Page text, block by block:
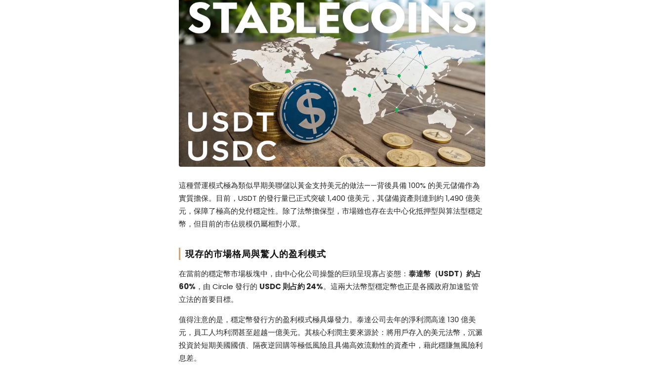
這種營運模式極為類似早期美聯儲以黃金支持美元的做法——背後具備 100% 的美元儲備作為
實質擔保。目前，USDT 的發行量已正式突破 1,400 億美元，其儲備資產則達到約 1,490 億美
元，保障了極高的兌付穩定性。除了法幣擔保型，市場雖也存在去中心化抵押型與算法型穩定
幣，但目前的市佔規模仍屬相對小眾。
現存的市場格局與驚人的盈利模式
在當前的穩定幣市場板塊中，由中心化公司操盤的巨頭呈現寡占姿態： 泰達幣（USDT）約占
60% ，由 Circle 發行的 USDC 則占約 24%。這兩大法幣型穩定幣也正是各國政府加速監管
立法的首要目標。
值得注意的是，穩定幣發行方的盈利模式極具爆發力。泰達公司去年的淨利潤高達 130 億美
元，員工人均利潤甚至超越一億美元。其核心利潤主要來源於：將用戶存入的美元法幣，沉澱
投資於短期美國國債、隔夜逆回購等極低風險且具備高效流動性的資產中，藉此穩賺無風險利
息差。